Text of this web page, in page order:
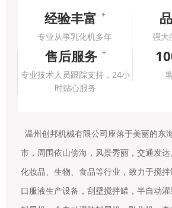
经验丰富 +
专业从事乳化机多年 强大
售后服务 +
专业技术人员跟踪支持，24小
时贴心服务
温州创邦机械有限公司座落于美丽的东
市，周围依山傍海，风景秀丽，交通发达
化妆品、生物、食品等行业，致力于搅拌
口服液生产设备，刮壁搅拌罐，半自动